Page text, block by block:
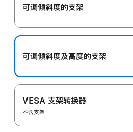
可调倾斜度的支架
可调倾斜度及高‍度的支‍架
VESA 支架转换器
不含支架